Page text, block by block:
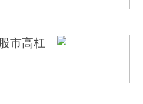
市高杠